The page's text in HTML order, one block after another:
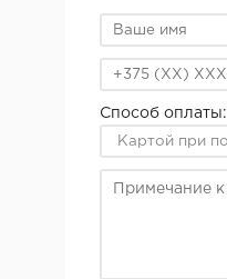
Способ оплаты: